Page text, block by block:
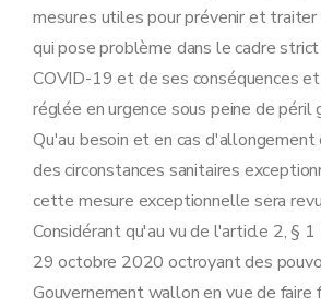
mesures utiles pour prévenir et
qui pose problème dans le cadre
COVID-19 et de ses conséquences
réglée en urgence sous peine de péril
Qu'au besoin et en cas d'allongement
des circonstances sanitaires
cette mesure exceptionnelle sera
Considérant qu'au vu de l'article 2, § 1
29 octobre 2020 octroyant des
Gouvernement wallon en vue de faire